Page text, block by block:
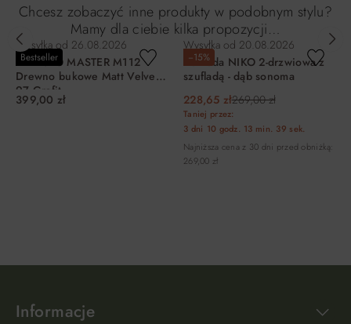
Chcesz zobaczyć inne produkty w podobnym stylu?
Mamy dla ciebie kilka propozycji…
Bestseller
Wysyłka od 26.08.2026
KRZESŁO MASTER M112
Drewno bukowe Matt Velvet
97 Grafit
399,00 zł
−15%
Wysyłka od 20.08.2026
Komoda NIKO 2-drzwiowa z
szufladą - dąb sonoma
228,65 zł269,00 zł
Taniej przez:
3 dni 10 godz. 13 min. 38 sek.
Najniższa cena z 30 dni przed obniżką:
269,00 zł
Informacje